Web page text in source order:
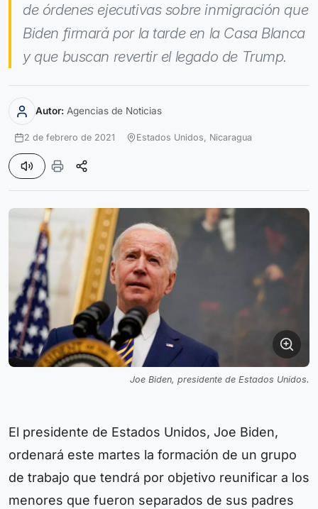
de órdenes ejecutivas sobre inmigración que
Biden firmará por la tarde en la Casa Blanca
y que buscan revertir el legado de Trump.
Autor: Agencias de Noticias
2 de febrero de 2021 Estados Unidos, Nicaragua
Joe Biden, presidente de Estados Unidos.
El presidente de Estados Unidos, Joe Biden,
ordenará este martes la formación de un grupo
de trabajo que tendrá por objetivo reunificar a los
menores que fueron separados de sus padres